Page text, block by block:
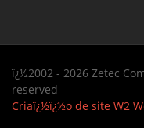
ï¿½2002 - 2026 Zetec
reserved
Criaï¿½ï¿½o de site W2